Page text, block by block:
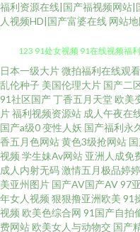
福利资源在线|国产福视频网站
人视频HD|国产富婆在线 网站
国产色情精品一区二区 午夜成
123 91处女视频 91在线视频福
精品一期二期在线 午夜成人手
av色影院 91偷窥视频 久久精品
探花 午夜成人精品一区二三 91
日本一级大片微拍福利在线观看
乱伦种子 美国伦理大片 国产二
91社区国产丁香五月天堂 欧美
片福利视频资源站 成人午夜在
国产a级0变性人妖 国产福利永久
香五月色网站黄色3级抢网站
视频 学生妹Av网站 亚洲人成免
成人内射无码激情五月极品婷婷
美亚州图片 国产AV国产AV97
年女人视频 狠狠撸亚洲欧美 91
视频 欧美色综合网 91国产自拍
费网站 欧美女人与动物交 国产